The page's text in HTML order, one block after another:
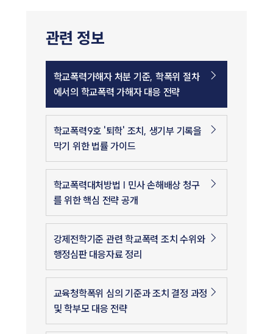
관련 정보
학교폭력가해자 처분 기준, 학폭위 절차
에서의 학교폭력 가해자 대응 전략
학교폭력9호 '퇴학' 조치, 생기부 기록을
막기 위한 법률 가이드
학교폭력대처방법 | 민사 손해배상 청구
를 위한 핵심 전략 공개
강제전학기준 관련 학교폭력 조치 수위와
행정심판 대응자료 정리
교육청학폭위 심의 기준과 조치 결정 과정
및 학부모 대응 전략